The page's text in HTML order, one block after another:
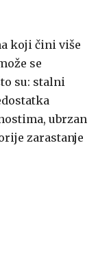
koji čini više
se
su: stalni
ubrzan
zarastanje